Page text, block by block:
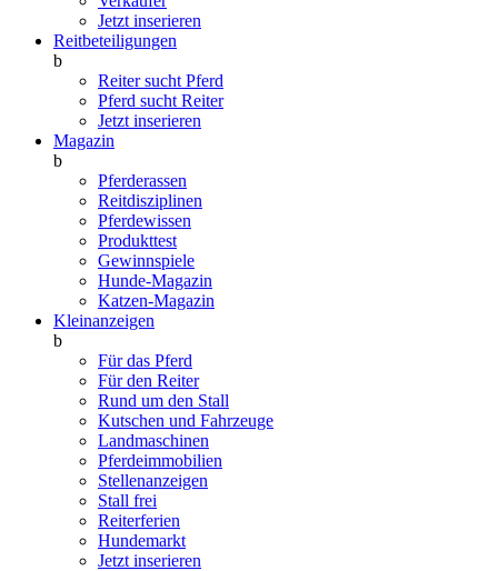
Jetzt inserieren
Reitbeteiligungen
b
Reiter sucht Pferd
Pferd sucht Reiter
Jetzt inserieren
Magazin
b
Pferderassen
Reitdisziplinen
Pferdewissen
Produkttest
Gewinnspiele
Hunde-Magazin
Katzen-Magazin
Kleinanzeigen
b
Für das Pferd
Für den Reiter
Rund um den Stall
Kutschen und Fahrzeuge
Landmaschinen
Pferdeimmobilien
Stellenanzeigen
Stall frei
Reiterferien
Hundemarkt
Jetzt inserieren